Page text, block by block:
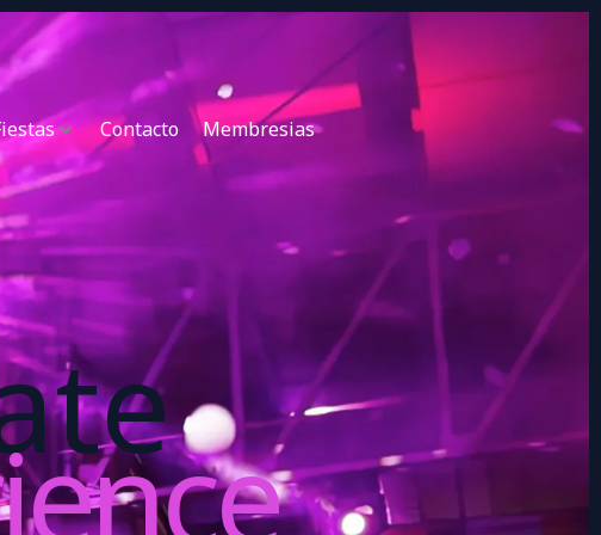
Contacto Membresias